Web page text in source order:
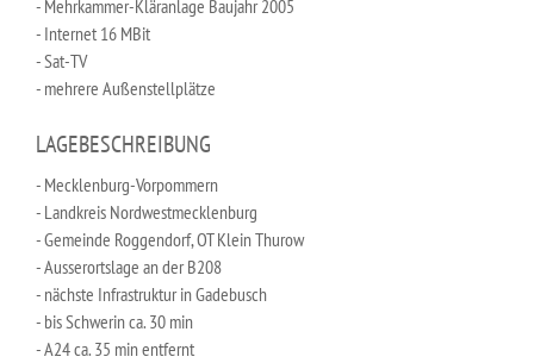
- Mehrkammer-Kläranlage Baujahr 2005
- Internet 16 MBit
- Sat-TV
- mehrere Außenstellplätze
LAGEBESCHREIBUNG
- Mecklenburg-Vorpommern
- Landkreis Nordwestmecklenburg
- Gemeinde Roggendorf, OT Klein Thurow
- Ausserortslage an der B208
- nächste Infrastruktur in Gadebusch
- bis Schwerin ca. 30 min
- A24 ca. 35 min entfernt